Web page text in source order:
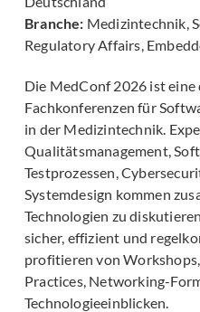
Branche: Medizintechnik,
Regulatory Affairs,
Die MedConf 2026 ist
Fachkonferenzen für
in der Medizintechnik.
Qualitätsmanagement,
Testprozessen,
Systemdesign kommen
Technologien zu
sicher, effizient und
profitieren von
Practices, Networking-
Technologieeinblicken.